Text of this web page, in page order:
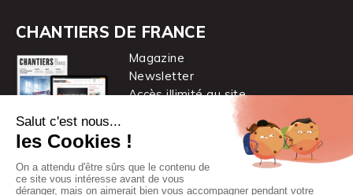
CHANTIERS DE FRANCE
Magazine
Newsletter
Accès illimité au site